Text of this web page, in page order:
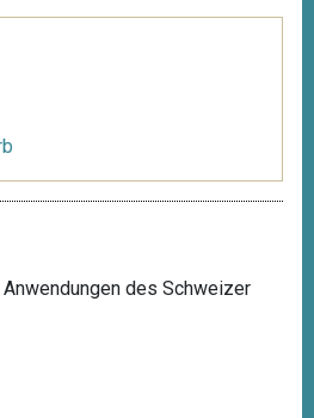
des Schweizer